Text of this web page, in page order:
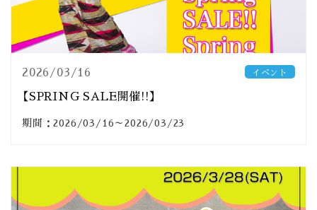
2026/03/16 イベント
【SPRING SALE開催!!】
期間：2026/03/16～2026/03/23